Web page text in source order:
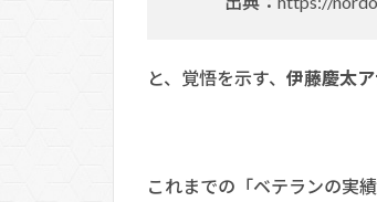
と、覚悟を示す、 伊藤慶太
これまでの「ベテランの実